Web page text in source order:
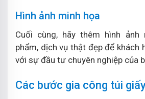
Hình ảnh minh họa
Cuối cùng, hãy thêm hình ảnh
phẩm, dịch vụ thật đẹp để khách
với sự đầu tư chuyên nghiệp của
Các bước gia công túi